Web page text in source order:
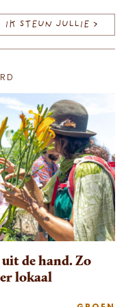
IK STEUN JULLIE >
de hand. Zo
lokaal